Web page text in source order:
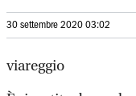
30 settembre 2020 03:02
viareggio